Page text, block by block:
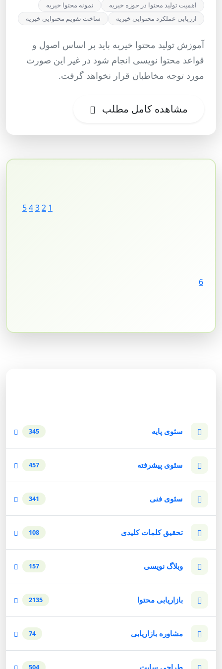
اهمیت تولید محتوا در حوزه خیریه
نمونه محتوا خیریه
ارزیابی عملکرد محتوایی خیریه
ساخت تقویم محتوایی خیریه
آموزش تولید محتوا خیریه باید بر اساس اصول و
قواعد محتوا نویسی انجام شود در غیر این صورت
مورد توجه مخاطبان قرار نخواهد گرفت.
مشاهده کامل مطلب
1
2
3
4
5
6
سئوی پایه 345
سئوی پیشرفته 457
سئوی فنی 341
تحقیق کلمات کلیدی 108
وبلاگ نویسی 157
بازاریابی محتوا 2135
مشاوره بازاریابی 74
504